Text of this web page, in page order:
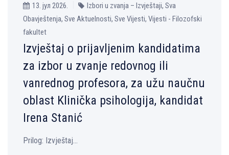
13. јул 2026.
Izbori u zvanja – Izvještaji, Sva
Obavještenja, Sve Aktuelnosti, Sve Vijesti, Vijesti - Filozofski
fakultet
Izvještaj o prijavljenim kandidatima
za izbor u zvanje redovnog ili
vanrednog profesora, za užu naučnu
oblast Klinička psihologija, kandidat
Irena Stanić
Prilog: Izvještaj...